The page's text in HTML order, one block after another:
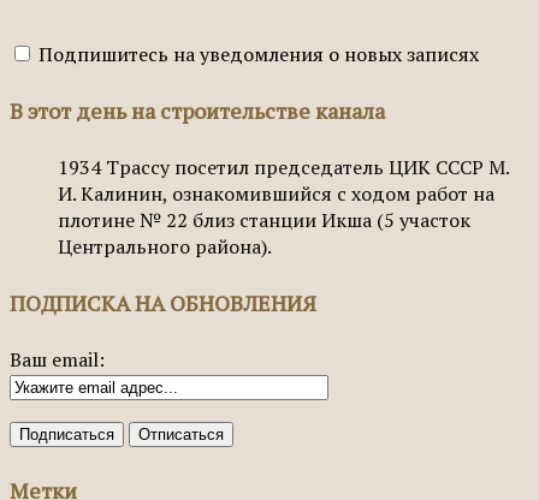
Подпишитесь на уведомления о новых записях
В этот день на строительстве канала
1934 Трассу посетил председатель ЦИК СССР М.
И. Калинин, ознакомившийся с ходом работ на
плотине № 22 близ станции Икша (5 участок
Центрального района).
ПОДПИСКА НА ОБНОВЛЕНИЯ
Ваш email:
Метки